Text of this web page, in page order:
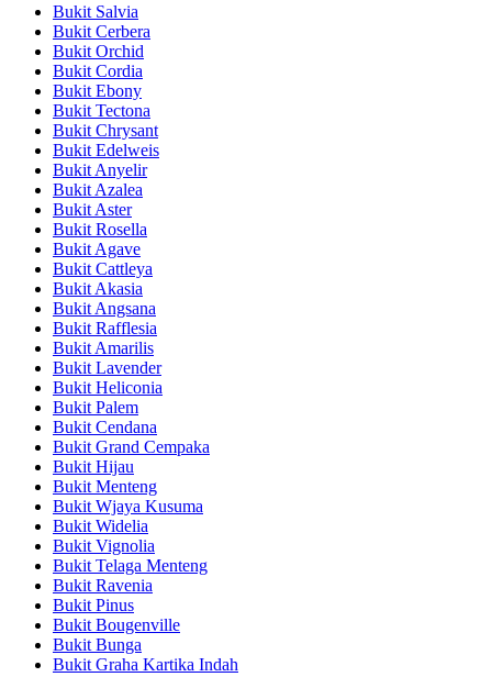
Bukit Salvia
Bukit Cerbera
Bukit Orchid
Bukit Cordia
Bukit Ebony
Bukit Tectona
Bukit Chrysant
Bukit Edelweis
Bukit Anyelir
Bukit Azalea
Bukit Aster
Bukit Rosella
Bukit Agave
Bukit Cattleya
Bukit Akasia
Bukit Angsana
Bukit Rafflesia
Bukit Amarilis
Bukit Lavender
Bukit Heliconia
Bukit Palem
Bukit Cendana
Bukit Grand Cempaka
Bukit Hijau
Bukit Menteng
Bukit Wjaya Kusuma
Bukit Widelia
Bukit Vignolia
Bukit Telaga Menteng
Bukit Ravenia
Bukit Pinus
Bukit Bougenville
Bukit Bunga
Bukit Graha Kartika Indah